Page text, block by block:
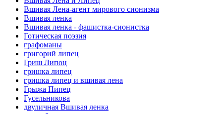
Вшивая Лена-агент мирового сионизма
Вшивая ленка
Вшивая ленка - фашистка-сионистка
Готическая поэзия
графоманы
григорий липец
Гриш Липоц
гришка липец
гришка липец и вшивая лена
Грыжа Пипец
Гусельникова
двуличная Вшивая ленка